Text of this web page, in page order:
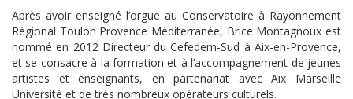
Après avoir enseigné l’orgue au Conservatoire à Rayonnement
Régional Toulon Provence Méditerranée, Brice Montagnoux est
nommé en 2012 Directeur du Cefedem-Sud à Aix-en-Provence,
et se consacre à la formation et à l’accompagnement de jeunes
artistes et enseignants, en partenariat avec Aix Marseille
Université et de très nombreux opérateurs culturels.